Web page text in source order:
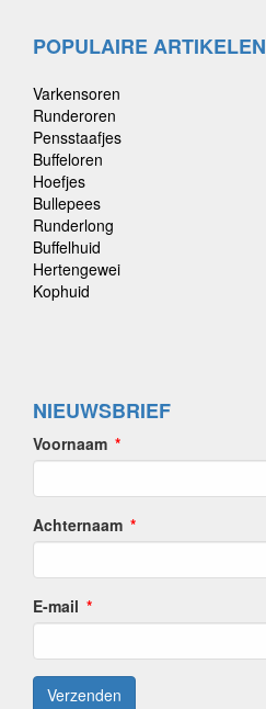
POPULAIRE ARTIKELEN
Varkensoren
Runderoren
Pensstaafjes
Buffeloren
Hoefjes
Bullepees
Runderlong
Buffelhuid
Hertengewei
Kophuid
NIEUWSBRIEF
Voornaam
Achternaam
E-mail